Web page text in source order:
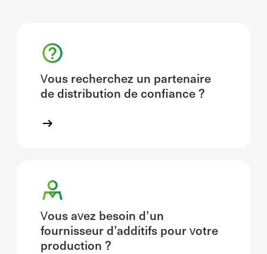
Vous recherchez un partenaire
de distribution de confiance ?
Vous avez besoin d’un
fournisseur d’additifs pour votre
production ?